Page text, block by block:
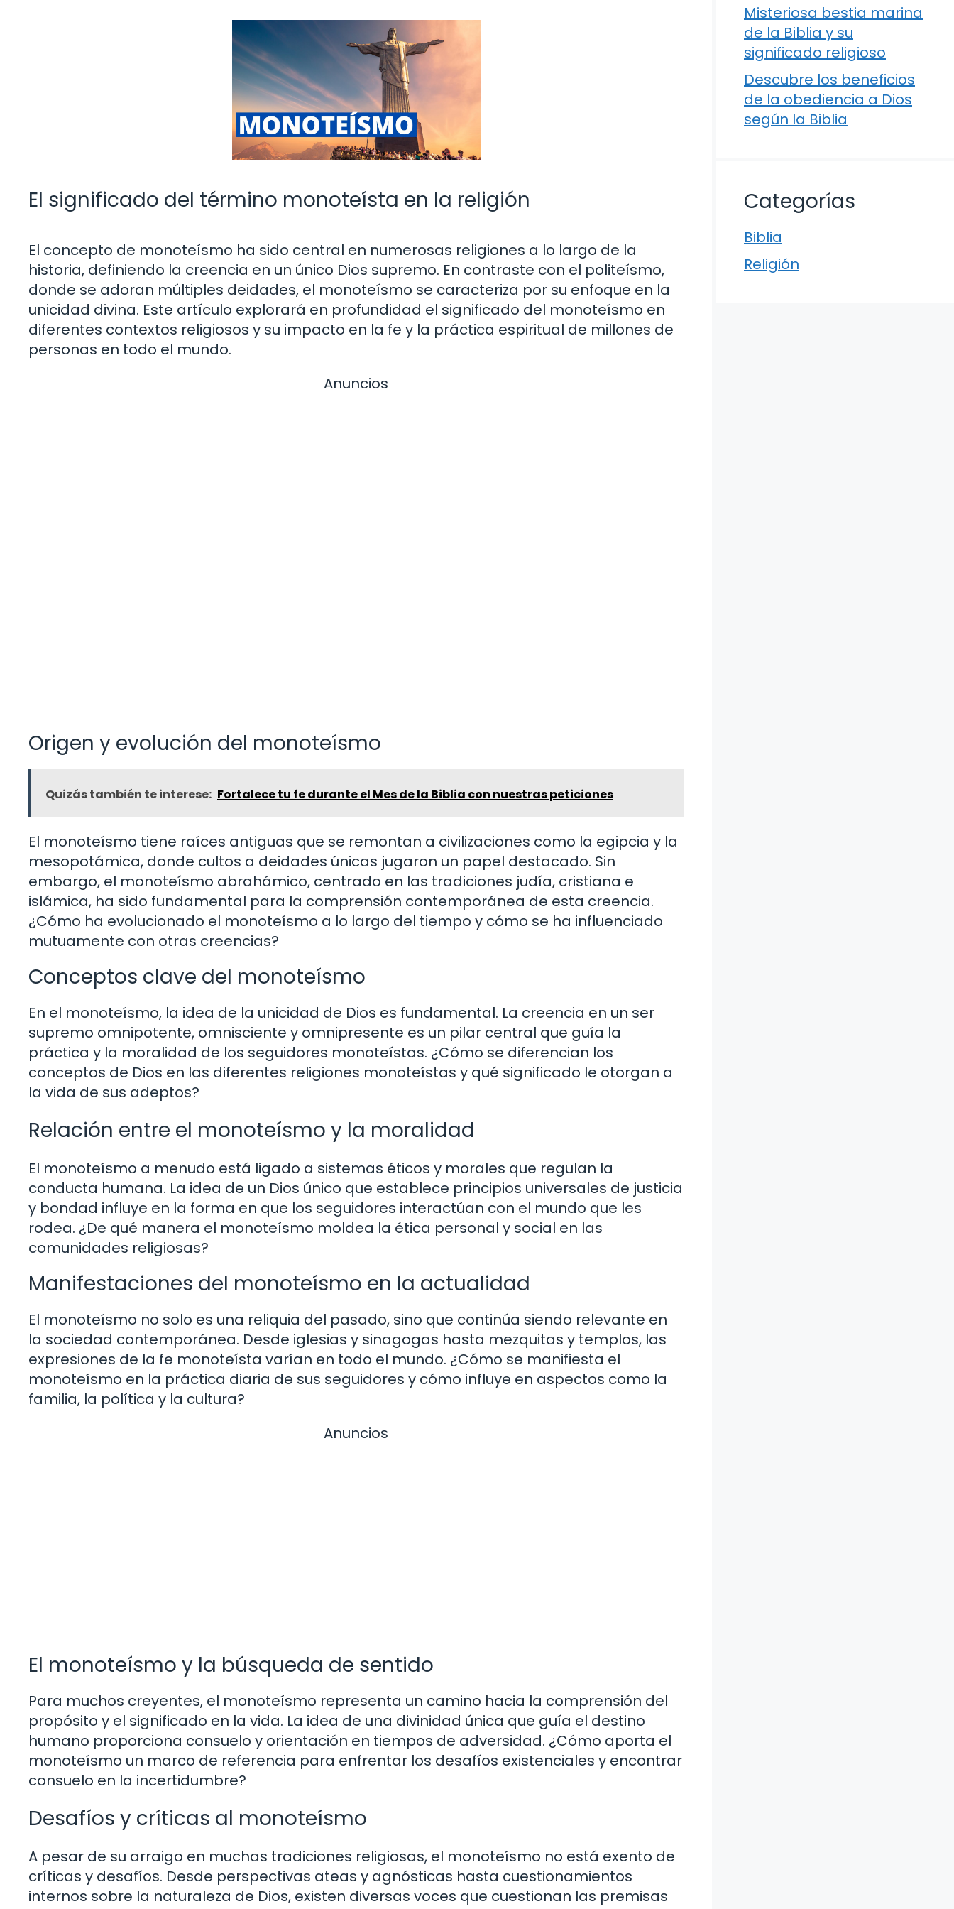
El significado del término monoteísta en la religión
El concepto de monoteísmo ha sido central en numerosas religiones a lo largo de la
historia, definiendo la creencia en un único Dios supremo. En contraste con el politeísmo,
donde se adoran múltiples deidades, el monoteísmo se caracteriza por su enfoque en la
unicidad divina. Este artículo explorará en profundidad el significado del monoteísmo en
diferentes contextos religiosos y su impacto en la fe y la práctica espiritual de millones de
personas en todo el mundo.
Anuncios
Origen y evolución del monoteísmo
Quizás también te interese: Fortalece tu fe durante el Mes de la Biblia con nuestras peticiones
El monoteísmo tiene raíces antiguas que se remontan a civilizaciones como la egipcia y la
mesopotámica, donde cultos a deidades únicas jugaron un papel destacado. Sin
embargo, el monoteísmo abrahámico, centrado en las tradiciones judía, cristiana e
islámica, ha sido fundamental para la comprensión contemporánea de esta creencia.
¿Cómo ha evolucionado el monoteísmo a lo largo del tiempo y cómo se ha influenciado
mutuamente con otras creencias?
Conceptos clave del monoteísmo
En el monoteísmo, la idea de la unicidad de Dios es fundamental. La creencia en un ser
supremo omnipotente, omnisciente y omnipresente es un pilar central que guía la
práctica y la moralidad de los seguidores monoteístas. ¿Cómo se diferencian los
conceptos de Dios en las diferentes religiones monoteístas y qué significado le otorgan a
la vida de sus adeptos?
Relación entre el monoteísmo y la moralidad
El monoteísmo a menudo está ligado a sistemas éticos y morales que regulan la
conducta humana. La idea de un Dios único que establece principios universales de justicia
y bondad influye en la forma en que los seguidores interactúan con el mundo que les
rodea. ¿De qué manera el monoteísmo moldea la ética personal y social en las
comunidades religiosas?
Manifestaciones del monoteísmo en la actualidad
El monoteísmo no solo es una reliquia del pasado, sino que continúa siendo relevante en
la sociedad contemporánea. Desde iglesias y sinagogas hasta mezquitas y templos, las
expresiones de la fe monoteísta varían en todo el mundo. ¿Cómo se manifiesta el
monoteísmo en la práctica diaria de sus seguidores y cómo influye en aspectos como la
familia, la política y la cultura?
Anuncios
El monoteísmo y la búsqueda de sentido
Para muchos creyentes, el monoteísmo representa un camino hacia la comprensión del
propósito y el significado en la vida. La idea de una divinidad única que guía el destino
humano proporciona consuelo y orientación en tiempos de adversidad. ¿Cómo aporta el
monoteísmo un marco de referencia para enfrentar los desafíos existenciales y encontrar
consuelo en la incertidumbre?
Desafíos y críticas al monoteísmo
A pesar de su arraigo en muchas tradiciones religiosas, el monoteísmo no está exento de
críticas y desafíos. Desde perspectivas ateas y agnósticas hasta cuestionamientos
internos sobre la naturaleza de Dios, existen diversas voces que cuestionan las premisas
Misteriosa bestia marina
de la Biblia y su
significado religioso
Descubre los beneficios
de la obediencia a Dios
según la Biblia
Categorías
Biblia
Religión